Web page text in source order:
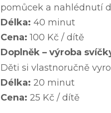
pomůcek a nahlédnutí
Délka: 40 minut
Cena: 100 Kč / dítě
Doplněk – výroba
Děti si vlastnoručně
Délka: 20 minut
Cena: 25 Kč / dítě